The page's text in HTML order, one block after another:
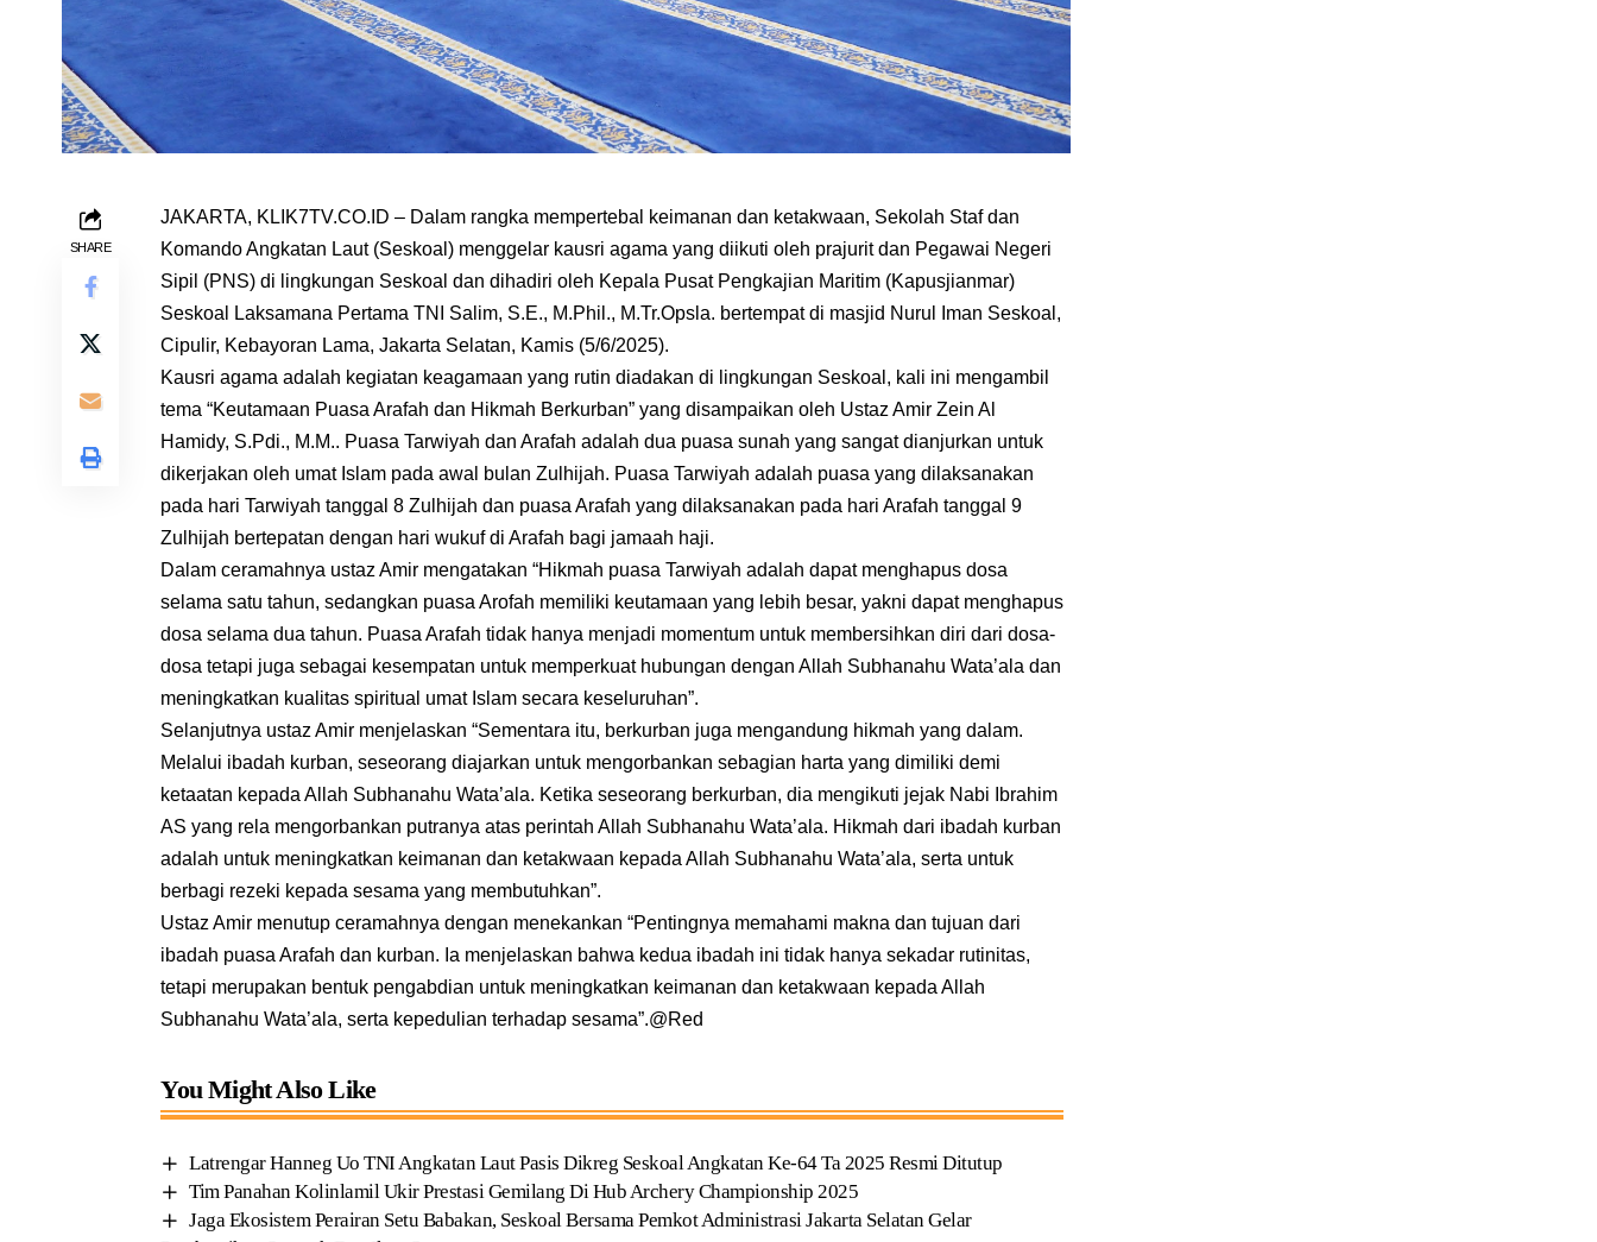
SHARE
JAKARTA, KLIK7TV.CO.ID – Dalam rangka mempertebal keimanan dan ketakwaan, Sekolah Staf dan
Komando Angkatan Laut (Seskoal) menggelar kausri agama yang diikuti oleh prajurit dan Pegawai Negeri
Sipil (PNS) di lingkungan Seskoal dan dihadiri oleh Kepala Pusat Pengkajian Maritim (Kapusjianmar)
Seskoal Laksamana Pertama TNI Salim, S.E., M.Phil., M.Tr.Opsla. bertempat di masjid Nurul Iman Seskoal,
Cipulir, Kebayoran Lama, Jakarta Selatan, Kamis (5/6/2025).
Kausri agama adalah kegiatan keagamaan yang rutin diadakan di lingkungan Seskoal, kali ini mengambil
tema “Keutamaan Puasa Arafah dan Hikmah Berkurban” yang disampaikan oleh Ustaz Amir Zein Al
Hamidy, S.Pdi., M.M.. Puasa Tarwiyah dan Arafah adalah dua puasa sunah yang sangat dianjurkan untuk
dikerjakan oleh umat Islam pada awal bulan Zulhijah. Puasa Tarwiyah adalah puasa yang dilaksanakan
pada hari Tarwiyah tanggal 8 Zulhijah dan puasa Arafah yang dilaksanakan pada hari Arafah tanggal 9
Zulhijah bertepatan dengan hari wukuf di Arafah bagi jamaah haji.
Dalam ceramahnya ustaz Amir mengatakan “Hikmah puasa Tarwiyah adalah dapat menghapus dosa
selama satu tahun, sedangkan puasa Arofah memiliki keutamaan yang lebih besar, yakni dapat menghapus
dosa selama dua tahun. Puasa Arafah tidak hanya menjadi momentum untuk membersihkan diri dari dosa-
dosa tetapi juga sebagai kesempatan untuk memperkuat hubungan dengan Allah Subhanahu Wata’ala dan
meningkatkan kualitas spiritual umat Islam secara keseluruhan”.
Selanjutnya ustaz Amir menjelaskan “Sementara itu, berkurban juga mengandung hikmah yang dalam.
Melalui ibadah kurban, seseorang diajarkan untuk mengorbankan sebagian harta yang dimiliki demi
ketaatan kepada Allah Subhanahu Wata’ala. Ketika seseorang berkurban, dia mengikuti jejak Nabi Ibrahim
AS yang rela mengorbankan putranya atas perintah Allah Subhanahu Wata’ala. Hikmah dari ibadah kurban
adalah untuk meningkatkan keimanan dan ketakwaan kepada Allah Subhanahu Wata’ala, serta untuk
berbagi rezeki kepada sesama yang membutuhkan”.
Ustaz Amir menutup ceramahnya dengan menekankan “Pentingnya memahami makna dan tujuan dari
ibadah puasa Arafah dan kurban. Ia menjelaskan bahwa kedua ibadah ini tidak hanya sekadar rutinitas,
tetapi merupakan bentuk pengabdian untuk meningkatkan keimanan dan ketakwaan kepada Allah
Subhanahu Wata’ala, serta kepedulian terhadap sesama”.@Red
You Might Also Like
Latrengar Hanneg Uo TNI Angkatan Laut Pasis Dikreg Seskoal Angkatan Ke-64 Ta 2025 Resmi Ditutup
Tim Panahan Kolinlamil Ukir Prestasi Gemilang Di Hub Archery Championship 2025
Jaga Ekosistem Perairan Setu Babakan, Seskoal Bersama Pemkot Administrasi Jakarta Selatan Gelar